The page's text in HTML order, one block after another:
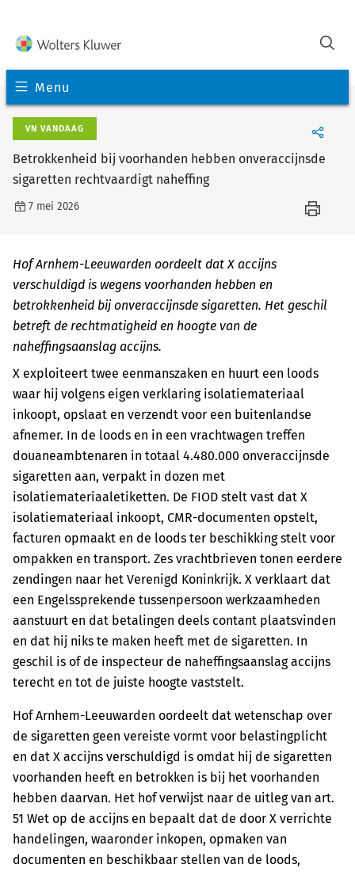
Menu
VN VANDAAG
Betrokkenheid bij voorhanden hebben onveraccijnsde
sigaretten rechtvaardigt naheffing
7 mei 2026
Hof Arnhem-Leeuwarden oordeelt dat X accijns
verschuldigd is wegens voorhanden hebben en
betrokkenheid bij onveraccijnsde sigaretten. Het geschil
betreft de rechtmatigheid en hoogte van de
naheffingsaanslag accijns.
X exploiteert twee eenmanszaken en huurt een loods
waar hij volgens eigen verklaring isolatiemateriaal
inkoopt, opslaat en verzendt voor een buitenlandse
afnemer. In de loods en in een vrachtwagen treffen
douaneambtenaren in totaal 4.480.000 onveraccijnsde
sigaretten aan, verpakt in dozen met
isolatiemateriaaletiketten. De FIOD stelt vast dat X
isolatiemateriaal inkoopt, CMR-documenten opstelt,
facturen opmaakt en de loods ter beschikking stelt voor
ompakken en transport. Zes vrachtbrieven tonen eerdere
zendingen naar het Verenigd Koninkrijk. X verklaart dat
een Engelssprekende tussenpersoon werkzaamheden
aanstuurt en dat betalingen deels contant plaatsvinden
en dat hij niks te maken heeft met de sigaretten. In
geschil is of de inspecteur de naheffingsaanslag accijns
terecht en tot de juiste hoogte vaststelt.
Hof Arnhem-Leeuwarden oordeelt dat wetenschap over
de sigaretten geen vereiste vormt voor belastingplicht
en dat X accijns verschuldigd is omdat hij de sigaretten
voorhanden heeft en betrokken is bij het voorhanden
hebben daarvan. Het hof verwijst naar de uitleg van art.
51 Wet op de accijns en bepaalt dat de door X verrichte
handelingen, waaronder inkopen, opmaken van
documenten en beschikbaar stellen van de loods,